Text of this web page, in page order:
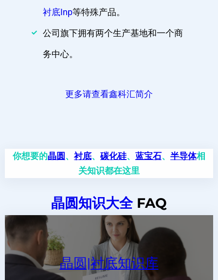
衬底Inp等特殊产品。
公司旗下拥有两个生产基地和一个商
务中心。
更多请查看鑫科汇简介
你想要的晶圆 、衬底、 碳化硅、 蓝宝石、 半导体相
关知识都在这里
晶圆知识大全FAQ
晶圆|衬底知识库